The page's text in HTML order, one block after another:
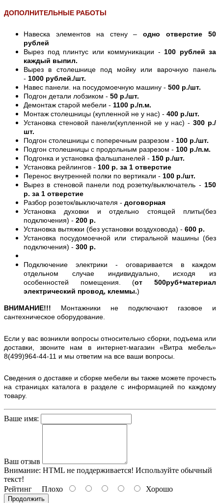
ДОПОЛНИТЕЛЬНЫЕ РАБОТЫ
Навеска элементов на стену –одно отверстие 50
рублей
Вырез под плинтус или коммуникации - 100 рублей за
каждый выпил.
Вырез в столешнице под мойку или варочную панель
- 1000 рублей./шт.
Навес панели. на посудомоечную машину - 500 р./шт.
Подгон детали лобзиком - 50 р./шт.
Демонтаж старой мебели - 1100 р./п.м.
Монтаж столешницы (купленной не у нас) - 400 р./шт.
Установка стеновой панели(купленной не у нас) -300 р./
шт.
Подгон столешницы с поперечным разрезом - 100 р./шт.
Подгон столешницы с продольным разрезом - 100 р./п.м.
Подгонка и установка фальшпанелей - 150 р./шт.
Установка рейлингов - 100 р. за 1 отверстие
Перенос внутренней полки по вертикали - 100 р./шт.
Вырез в стеновой панели под розетку/выключатель - 150
р. за 1 отверстие
Разбор розеток/выключателя - договорная
Установка духовки и отдельно стоящей плиты(без
подключения) - 200 р.
Установка вытяжки (без установки воздуховода) - 600 р.
Установка посудомоечной или стиральной машины (без
подключения) - 300 р.
Подключение электрики - оговаривается в каждом
отдельном случае индивидуально, исходя из
особенностей помещения. (от 500руб+материал
электрический провод, клеммы.)
ВНИМАНИЕ!!! Монтажники не подключают газовое и
сантехническое оборудование.
Если у вас возникли вопросы относительно сборки, подъема или
доставки, звоните нам в интернет-магазин «Витра мебель»
8(499)964-44-11 и мы ответим на все ваши вопросы.
Сведения о доставке и сборке мебели вы также можете прочесть
на страницах каталога в разделе с информацией по каждому
товару.
Ваше имя:
Ваш отзыв
Внимание: HTML не поддерживается! Используйте обычный
текст!
Рейтинг Плохо Хорошо
Продолжить